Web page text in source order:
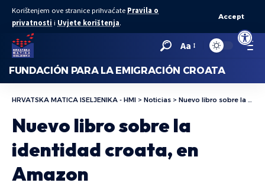
Abrir
Korištenjem ove stranice prihvaćate Pravila o
privatnosti i Uvjete korištenja.
Accept
Aa
FUNDACIÓN PARA LA EMIGRACIÓN CROATA
HRVATSKA MATICA ISELJENIKA - HMI > Noticias > Nuevo libro sobre la identidad croata, en Amazon
Nuevo libro sobre la
identidad croata, en
Amazon